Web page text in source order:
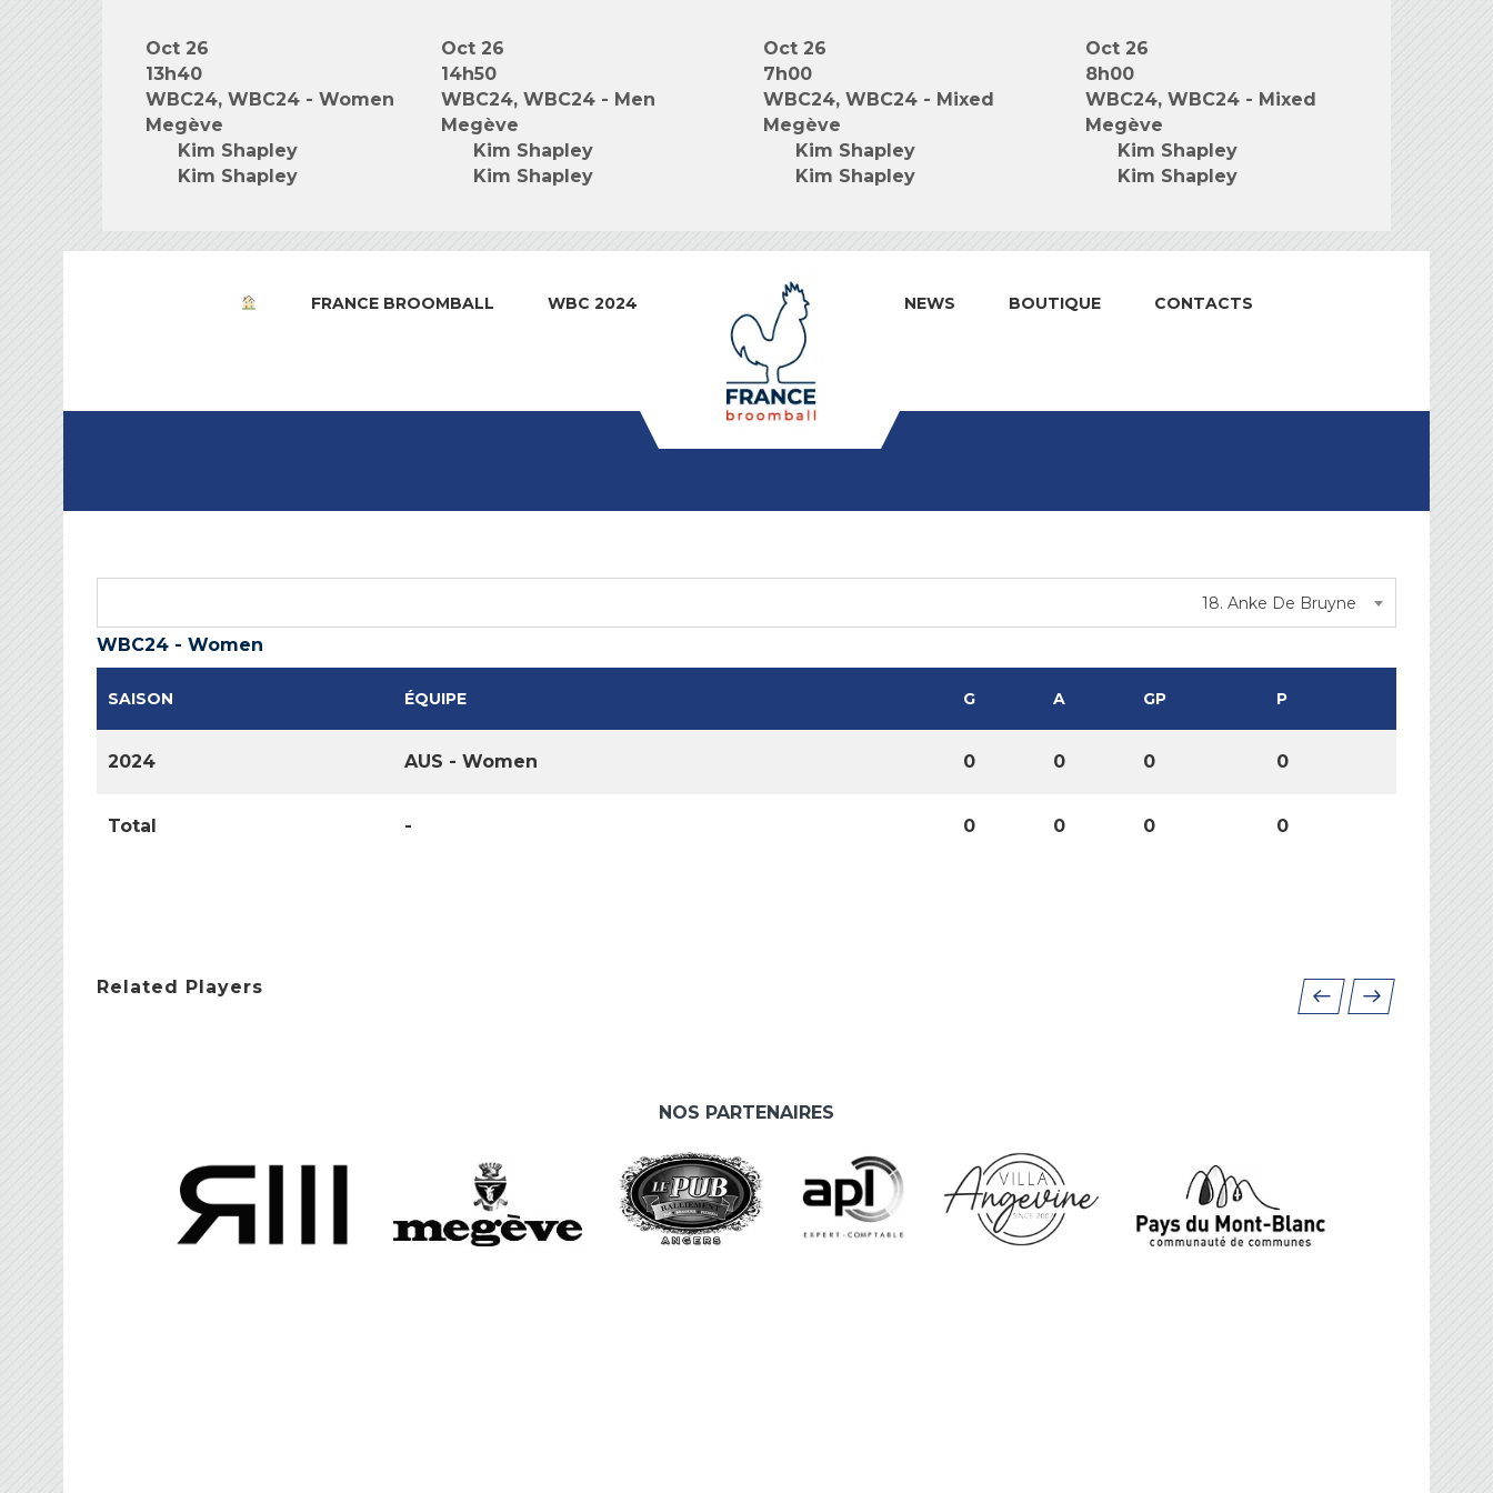
Oct 26
13h40
WBC24, WBC24 - Women
Megève
Kim Shapley
Kim Shapley
Oct 26
14h50
WBC24, WBC24 - Men
Megève
Kim Shapley
Kim Shapley
Oct 26
7h00
WBC24, WBC24 - Mixed
Megève
Kim Shapley
Kim Shapley
Oct 26
8h00
WBC24, WBC24 - Mixed
Megève
Kim Shapley
Kim Shapley
FRANCE BROOMBALL WBC 2024 NEWS BOUTIQUE CONTACTS
18. Anke De Bruyne
WBC24 - Women
SAISON ÉQUIPE G A GP P
2024 AUS - Women 0 0 0 0
Total - 0 0 0 0
Related Players
NOS PARTENAIRES